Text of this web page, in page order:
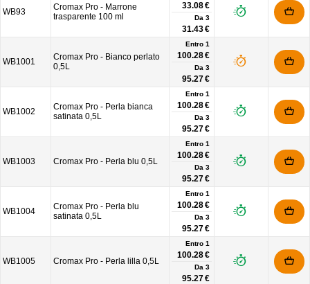
WB93
Cromax Pro - Marrone
trasparente 100 ml
33.08 €
Da 3
31.43 €
WB1001
Cromax Pro - Bianco perlato
0,5L
Entro 1
100.28 €
Da 3
95.27 €
WB1002
Cromax Pro - Perla bianca
satinata 0,5L
Entro 1
100.28 €
Da 3
95.27 €
WB1003 Cromax Pro - Perla blu 0,5L
Entro 1
100.28 €
Da 3
95.27 €
WB1004
Cromax Pro - Perla blu
satinata 0,5L
Entro 1
100.28 €
Da 3
95.27 €
WB1005 Cromax Pro - Perla lilla 0,5L
Entro 1
100.28 €
Da 3
95.27 €